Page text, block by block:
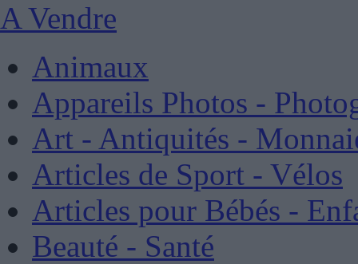
A Vendre
Animaux
Appareils Photos -
Art - Antiquités -
Articles de Sport - Vélos
Articles pour Bébés -
Beauté - Santé